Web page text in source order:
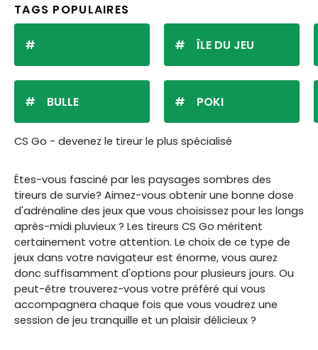
TAGS POPULAIRES
BULLE
ÎLE DU JEU
POKI
CS Go - devenez le tireur le plus spécialisé
Êtes-vous fasciné par les paysages sombres des
tireurs de survie? Aimez-vous obtenir une bonne dose
d'adrénaline des jeux que vous choisissez pour les longs
après-midi pluvieux ? Les tireurs CS Go méritent
certainement votre attention. Le choix de ce type de
jeux dans votre navigateur est énorme, vous aurez
donc suffisamment d'options pour plusieurs jours. Ou
peut-être trouverez-vous votre préféré qui vous
accompagnera chaque fois que vous voudrez une
session de jeu tranquille et un plaisir délicieux ?